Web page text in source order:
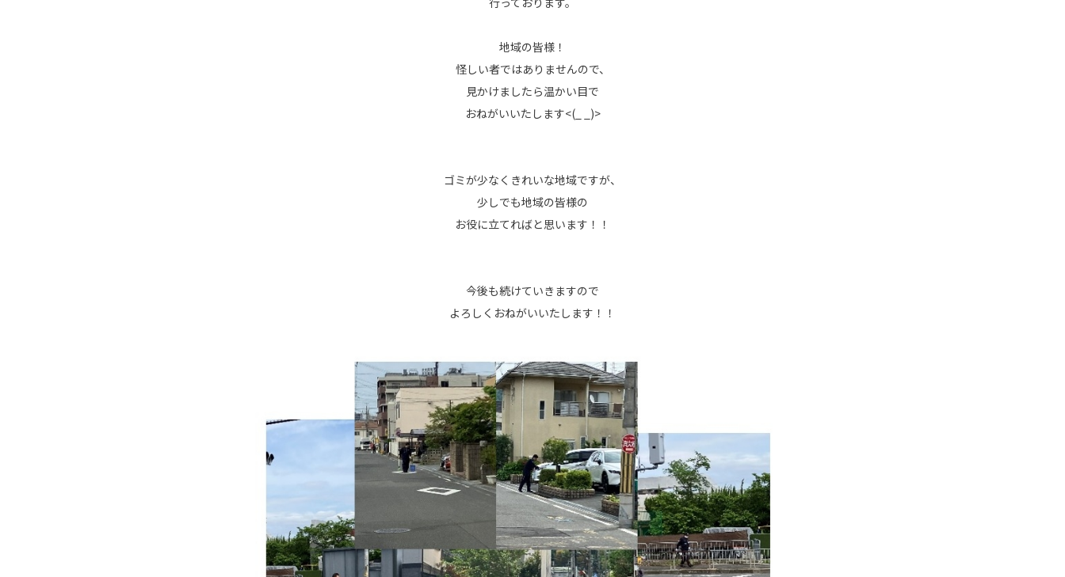
地域の皆様！
怪しい者ではありませんので、
見かけましたら温かい目で
おねがいいたします<(_ _)>
ゴミが少なくきれいな地域ですが、
少しでも地域の皆様の
お役に立てればと思います！！
今後も続けていきますので
よろしくおねがいいたします！！